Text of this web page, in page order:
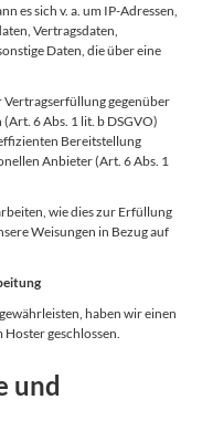
es sich v. a. um IP-Adressen,
Vertragsdaten,
Daten, die über eine
Vertragserfüllung gegenüber
6 Abs. 1 lit. b DSGVO)
Bereitstellung
Anbieter (Art. 6 Abs. 1
wie dies zur Erfüllung
Weisungen in Bezug auf
haben wir einen
geschlossen.
und